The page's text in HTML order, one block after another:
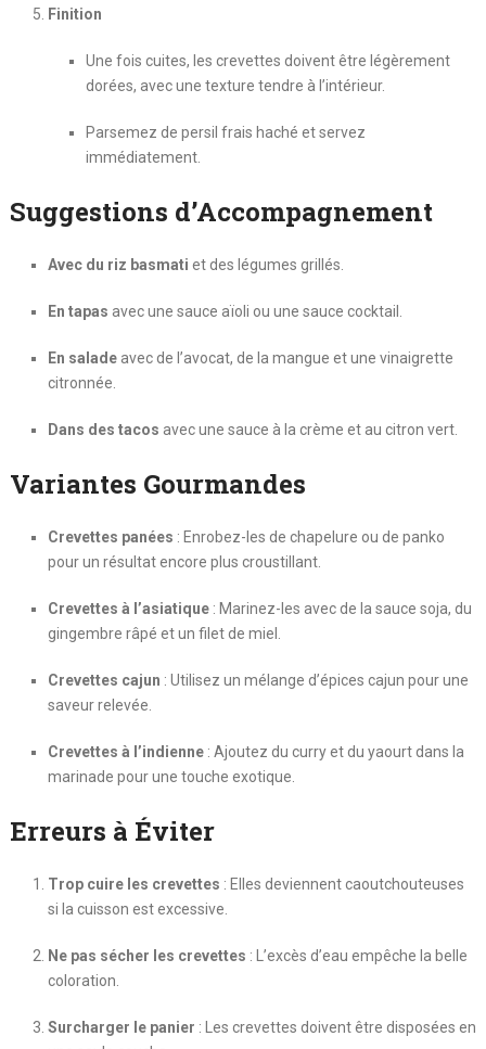
Finition
Une fois cuites, les crevettes doivent être légèrement
dorées, avec une texture tendre à l’intérieur.
Parsemez de persil frais haché et servez
immédiatement.
Suggestions d’Accompagnement
Avec du riz basmati et des légumes grillés.
En tapas avec une sauce aïoli ou une sauce cocktail.
En saladeavec de l’avocat, de la mangue et une vinaigrette
citronnée.
Dans des tacos avec une sauce à la crème et au citron vert.
Variantes Gourmandes
Crevettes panées : Enrobez-les de chapelure ou de panko
pour un résultat encore plus croustillant.
Crevettes à l’asiatique: Marinez-les avec de la sauce soja, du
gingembre râpé et un filet de miel.
Crevettes cajun : Utilisez un mélange d’épices cajun pour une
saveur relevée.
Crevettes à l’indienne: Ajoutez du curry et du yaourt dans la
marinade pour une touche exotique.
Erreurs à Éviter
Trop cuire les crevettes : Elles deviennent caoutchouteuses
si la cuisson est excessive.
Ne pas sécher les crevettes : L’excès d’eau empêche la belle
coloration.
Surcharger le panier : Les crevettes doivent être disposées en